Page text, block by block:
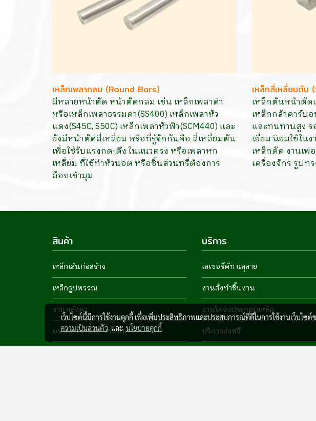
เหล็กเพลากลม (Round Bars)
มีหลายหน้าตัด หน้าตัดกลม เช่น เหล็กเพลาดำ
หรือเหล็กเพลาธรรมดา(SS400) เหล็กเพลาหัว
แดง(S45C, S50C) เหล็กเพลาหัวฟ้า(SCM440) และ
ยังมีหน้าตัดสี่เหลี่ยม หรือที่รู้จักกันคือ สี่เหลี่ยมตัน
เพื่อใช้รับแรงกด-ดึง ในแนวตรง หรือเพลาหก
เหลี่ยม ที่ใช้ทำหัวนอต หรือชิ้นส่วนทรี่ต้องการ
ล็อกเข้ามุม
เหล็กสี่เหลี่ยมตัน
เหล็กตันหน้าตัด
เหล็กกล้าคาร์บ
และทนทานสูง
เยี่ยม นิยมใช้ใน
เหล็กดัด งานเฟ
เครื่องจักร รูปท
สินค้า
เหล็กเส้นก่อสร้าง
เหล็กรูปพรรณ
งานหลังคา
ผนังเบา งานฝ้า งานพื้น
บริการ
เลเซอร์คัท ฉลุลาย
งานสั่งทำชิ้นงาน
งานโครงประกอบเหล็ก
บริการส่งฟรี
เว็บไซต์นี้มีการใช้งานคุกกี้ เพื่อเพิ่มประสิทธิภาพและประสบการณ์ที่ดีในการใช้งานเว็บไซ
ความเป็นส่วนตัวและนโยบายคุกกี้